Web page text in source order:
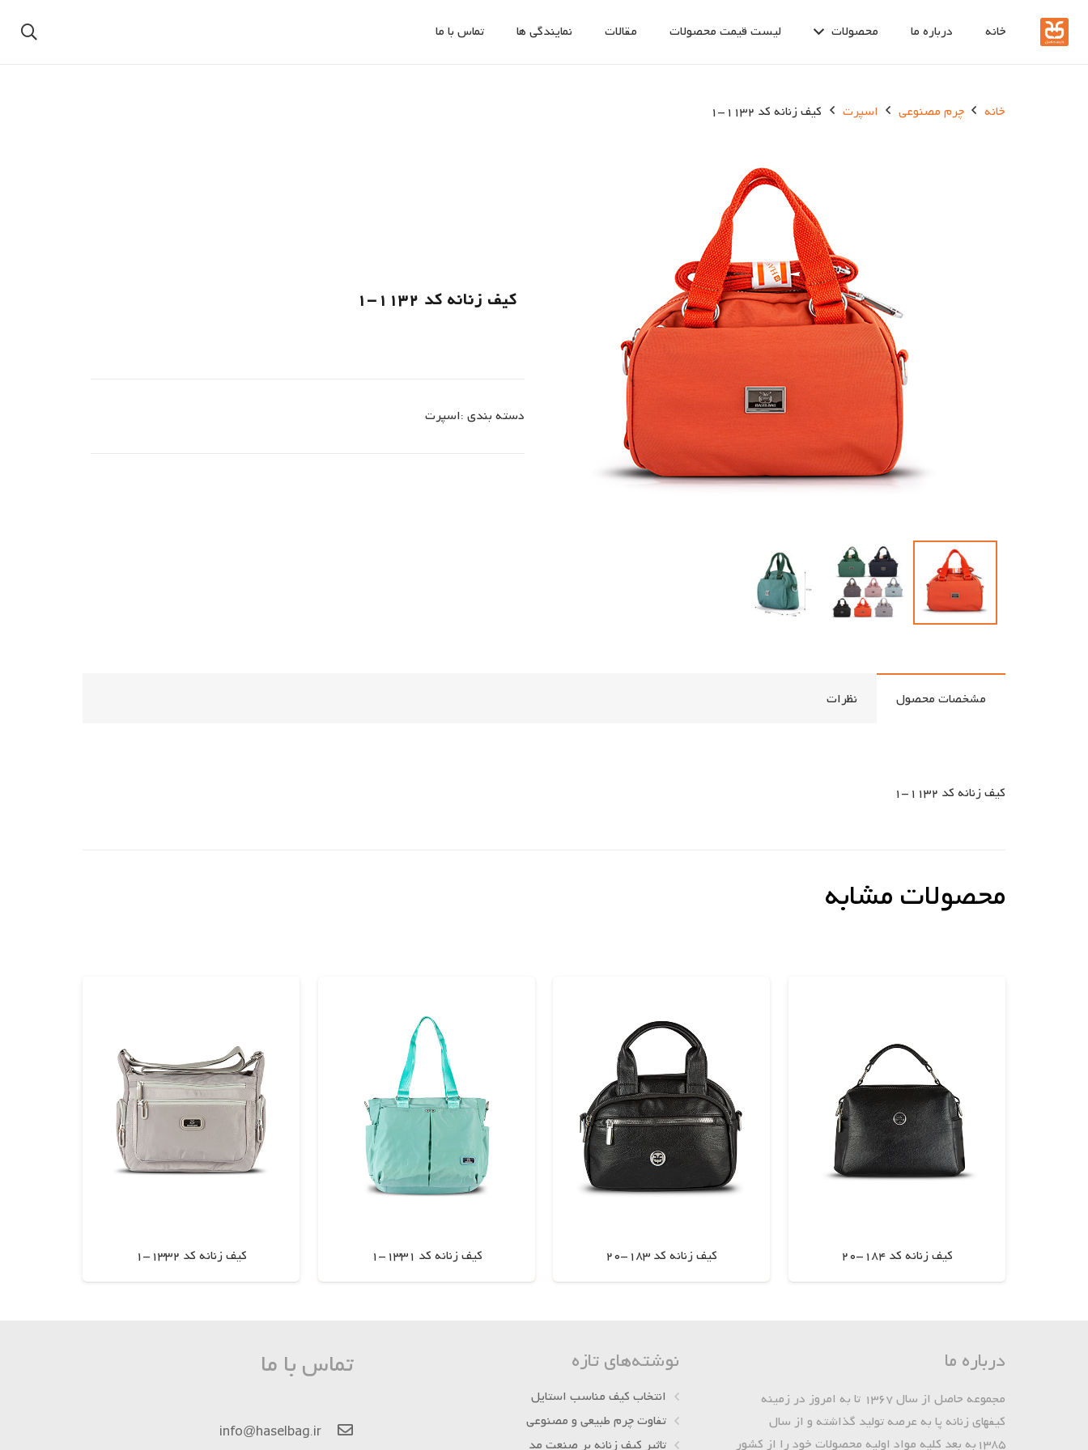
خانه درباره ما محصولات لیست قیمت محصولات مقالات نمایندگی ها تماس با ما
خانه چرم مصنوعی اسپرت کیف زنانه کد 1132-1
کیف زنانه کد 1132-1
دسته بندی :اسپرت
مشخصات محصول نظرات
کیف زنانه کد 1132-1
محصولات مشابه
کیف زنانه کد 184-20 کیف زنانه کد 183-20 کیف زنانه کد 1331-1 کیف زنانه کد 1332-1
درباره ما
مجموعه حاصل از سال 1367 تا به امروز در زمینه
کیفهای زنانه پا به عرصه تولید گذاشته و از سال
1385به بعد کلیه مواد اولیه محصولات خود را از کشور
نوشته‌های تازه
انتخاب کیف مناسب استایل
تفاوت چرم طبیعی و مصنوعی
تاثیر کیف زنانه بر صنعت مد
تماس با ما
info@haselbag.ir